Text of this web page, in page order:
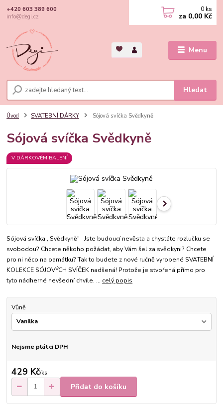
Menu
Hledat
+420 603 389 600
info@degi.cz
0 ks
za 0,00 Kč
Úvod SVATEBNÍ DÁRKY Sójová svíčka Svědkyně
Sójová svíčka Svědkyně
V DÁRKOVÉM BALENÍ
Sójová svíčka ,,Svědkyně" Jste budoucí nevěsta a chystáte rozlučku se
svobodou? Chcete někoho požádat, aby Vám šel za svědkyni? Chcete
pro ni něco na památku? Tak to budete z nové ručně vyrobené SVATEBNÍ
KOLEKCE SÓJOVÝCH SVÍČEK nadšená! Protože je stvořená přímo pro
tyto nádherné nevšední chvíle. ... celý popis
Vůně
Nejsme plátci DPH
429 Kč/ks
Přidat do košíku